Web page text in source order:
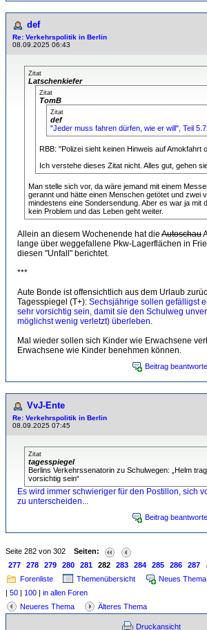
def
Re: Verkehrspolitik in Berlin
08.09.2025 06:43
Zitat
Latschenkiefer
Zitat
TomB
Zitat
def
"Jeder muss fahren dürfen, wie er will", Teil
RBB: "Polizei sieht keinen Hinweis auf Amokfahrt
Ich verstehe dieses Zitat nicht. Alles gut, gehen
Man stelle sich vor, da wäre jemand mit einem
gerannt und hätte einen Menschen getötet und zwei
mindestens eine Sondersendung. Aber es war ja mit
kein Problem und das Leben geht weiter.
Allein an diesem Wochenende hat die Autoschau
lange über weggefallene Pkw-Lagerflächen in
diesen "Unfall" berichtet.
***
Aute Bonde ist offensichtlich aus dem Urlaub
Tagesspiegel (T+): Sechsjährige sollen gefälligst
sehr vorsichtig sein, damit sie den Schulweg
möglichst wenig verletzt) überleben.
Mal wieder sollen sich Kinder wie Erwachsene
Erwachsene wie Kinder benehmen können.
Beitrag
VvJ-Ente
Re: Verkehrspolitik in Berlin
08.09.2025 07:45
Zitat
tagesspiegel
Berlins Verkehrssenatorin zu Schulwegen: „Helm
vorsichtig sein“
Es wird immer schwieriger für den Postillon, sich
zu unterscheiden...
Beitrag
Seite 282 von 302 Seiten:
277
278 279 280 281 282 283 284 285 286
287
Forenliste
Themenübersicht Neues Thema
| 50 | 100 | in allen Foren
Neueres Thema
Älteres Thema
Druckansicht